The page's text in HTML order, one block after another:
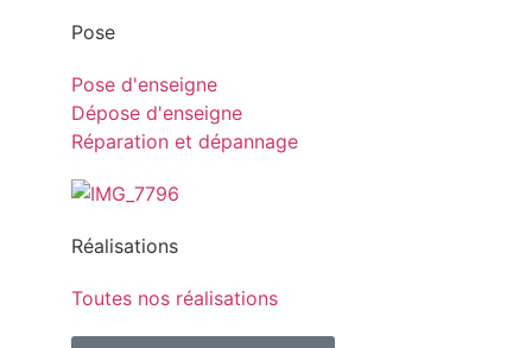
Pose
Pose d'enseigne
Dépose d'enseigne
Réparation et dépannage
Réalisations
Toutes nos réalisations